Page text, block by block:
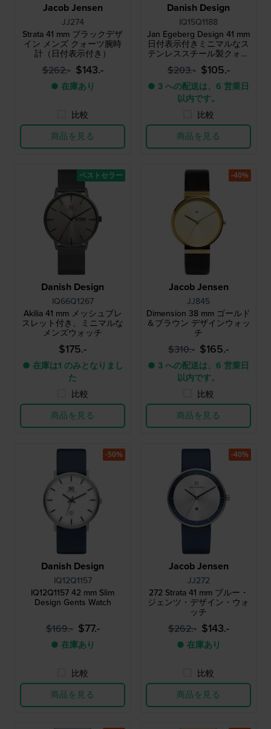
Jacob Jensen
JJ274
Strata 41 mm ブラックデザ
イン メンズ クォーツ腕時
計（日付表示付き）
$262.- $143.-
● 在庫あり
比較
商品を見る
Danish Design
IQ15Q1188
Jan Egeberg Design 41 mm
日付表示付きミニマルなス
テンレススチール製クォー
ツ腕時計
$203.- $105.-
● 3 への配送は、6 営業日
以内です。
比較
商品を見る
Danish Design
IQ66Q1267
Akilia 41 mm メッシュブレ
スレット付き、ミニマルな
メンズウォッチ
$175.-
● 在庫は1 のみとなりまし
た
比較
商品を見る
ベストセラー
Jacob Jensen
JJ845
Dimension 38 mm ゴールド
＆ブラウン デザインウォッ
チ
$310.- $165.-
● 3 への配送は、6 営業日
以内です。
比較
商品を見る
-40%
Danish Design
IQ12Q1157
IQ12Q1157 42 mm Slim
Design Gents Watch
$169.- $77.-
● 在庫あり
比較
商品を見る
-50%
Jacob Jensen
JJ272
272 Strata 41 mm ブルー・
ジェンツ・デザイン・ウォ
ッチ
$262.- $143.-
● 在庫あり
比較
商品を見る
-40%